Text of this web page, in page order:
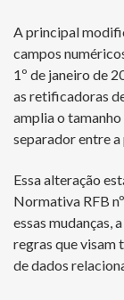
A principal
campos
1º de janeiro de
as retificadoras
amplia o
separador entre
Essa alteração
Normativa RFB
essas mudanças,
regras que visam
de dados